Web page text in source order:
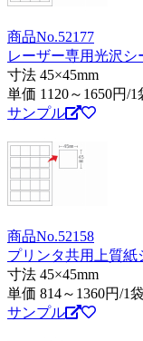
商品No.52177
レーザー専用光沢シ
寸法 45×45mm
単価 1120～1650円/1
サンプル
商品No.52158
プリンタ共用上質紙
寸法 45×45mm
単価 814～1360円/1袋
サンプル